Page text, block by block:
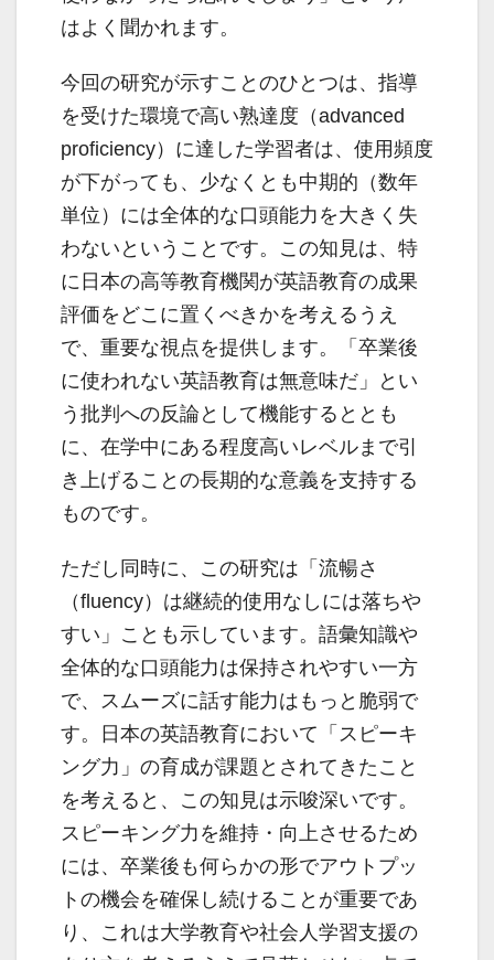
はよく聞かれます。
今回の研究が示すことのひとつは、指導
を受けた環境で高い熟達度（advanced
proficiency）に達した学習者は、使用頻度
が下がっても、少なくとも中期的（数年
単位）には全体的な口頭能力を大きく失
わないということです。この知見は、特
に日本の高等教育機関が英語教育の成果
評価をどこに置くべきかを考えるうえ
で、重要な視点を提供します。「卒業後
に使われない英語教育は無意味だ」とい
う批判への反論として機能するととも
に、在学中にある程度高いレベルまで引
き上げることの長期的な意義を支持する
ものです。
ただし同時に、この研究は「流暢さ
（fluency）は継続的使用なしには落ちや
すい」ことも示しています。語彙知識や
全体的な口頭能力は保持されやすい一方
で、スムーズに話す能力はもっと脆弱で
す。日本の英語教育において「スピーキ
ング力」の育成が課題とされてきたこと
を考えると、この知見は示唆深いです。
スピーキング力を維持・向上させるため
には、卒業後も何らかの形でアウトプッ
トの機会を確保し続けることが重要であ
り、これは大学教育や社会人学習支援の